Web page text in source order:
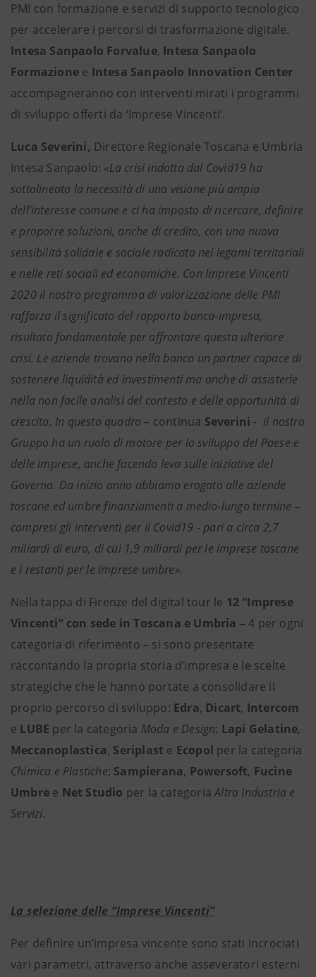
PMI con formazione e servizi di supporto tecnologico
per accelerare i percorsi di trasformazione digitale.
Intesa Sanpaolo Forvalue, Intesa Sanpaolo
Formazione e Intesa Sanpaolo Innovation Center
accompagneranno con interventi mirati i programmi
di sviluppo offerti da ‘Imprese Vincenti’.
Luca Severini, Direttore Regionale Toscana e Umbria
Intesa Sanpaolo: «La crisi indotta dal Covid19 ha
sottolineato la necessità di una visione più ampia
dell’interesse comune e ci ha imposto di ricercare, definire
e proporre soluzioni, anche di credito, con una nuova
sensibilità solidale e sociale radicata nei legami territoriali
e nelle reti sociali ed economiche. Con Imprese Vincenti
2020 il nostro programma di valorizzazione delle PMI
rafforza il significato del rapporto banca-impresa,
risultato fondamentale per affrontare questa ulteriore
crisi. Le aziende trovano nella banca un partner capace di
sostenere liquidità ed investimenti ma anche di assisterle
nella non facile analisi del contesto e delle opportunità di
crescita. In questo quadro – continua Severini - il nostro
Gruppo ha un ruolo di motore per lo sviluppo del Paese e
delle imprese, anche facendo leva sulle iniziative del
Governo. Da inizio anno abbiamo erogato alle aziende
toscane ed umbre finanziamenti a medio-lungo termine –
compresi gli interventi per il Covid19 - pari a circa 2,7
miliardi di euro, di cui 1,9 miliardi per le imprese toscane
e i restanti per le imprese umbre».
Nella tappa di Firenze del digital tour le 12 “Imprese
Vincenti” con sede in Toscana e Umbria –4 per ogni
categoria di riferimento – si sono presentate
raccontando la propria storia d’impresa e le scelte
strategiche che le hanno portate a consolidare il
proprio percorso di sviluppo: Edra, Dicart, Intercom
e LUBE per la categoria Moda e Design; Lapi Gelatine,
Meccanoplastica, Seriplast e Ecopol per la categoria
Chimica e Plastiche; Sampierana, Powersoft, Fucine
Umbre e Net Studio per la categoriaAltra Industria e
Servizi.
La selezione delle “Imprese Vincenti”
Per definire un’impresa vincente sono stati incrociati
vari parametri, attraverso anche asseveratori esterni